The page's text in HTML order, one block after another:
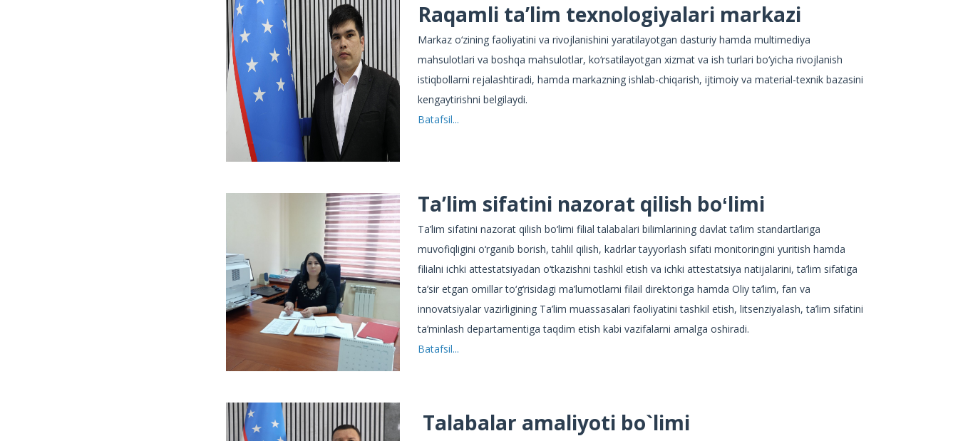
Raqamli ta’lim texnologiyalari markazi
Markaz o‘zining faoliyatini va rivojlanishini yaratilayotgan dasturiy hamda multimediya
mahsulotlari va boshqa mahsulotlar, ko‘rsatilayotgan xizmat va ish turlari bo‘yicha rivojlanish
istiqbollarni rejalashtiradi, hamda markazning ishlab-chiqarish, ijtimoiy va material-texnik bazasini
kengaytirishni belgilaydi.
Batafsil...
Ta’lim sifatini nazorat qilish boʻlimi
Ta’lim sifatini nazorat qilish bo‘limi filial talabalari bilimlarining davlat ta’lim standartlariga
muvofiqligini o‘rganib borish, tahlil qilish, kadrlar tayyorlash sifati monitoringini yuritish hamda
filialni ichki attestatsiyadan o‘tkazishni tashkil etish va ichki attestatsiya natijalarini, ta’lim sifatiga
ta’sir etgan omillar to‘g‘risidagi ma’lumotlarni filail direktoriga hamda Oliy ta’lim, fan va
innovatsiyalar vazirligining Ta’lim muassasalari faoliyatini tashkil etish, litsenziyalash, ta’lim sifatini
ta’minlash departamentiga taqdim etish kabi vazifalarni amalga oshiradi.
Batafsil...
Talabalar amaliyoti bo`limi